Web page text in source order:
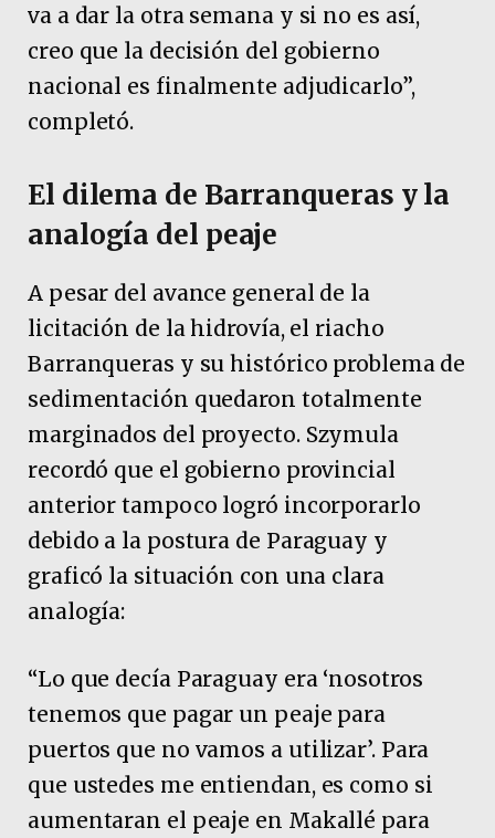
va a dar la otra semana y si no es así,
creo que la decisión del gobierno
nacional es finalmente adjudicarlo”,
completó.
El dilema de Barranqueras y la
analogía del peaje
A pesar del avance general de la
licitación de la hidrovía, el riacho
Barranqueras y su histórico problema de
sedimentación quedaron totalmente
marginados del proyecto. Szymula
recordó que el gobierno provincial
anterior tampoco logró incorporarlo
debido a la postura de Paraguay y
graficó la situación con una clara
analogía:
“Lo que decía Paraguay era ‘nosotros
tenemos que pagar un peaje para
puertos que no vamos a utilizar’. Para
que ustedes me entiendan, es como si
aumentaran el peaje en Makallé para